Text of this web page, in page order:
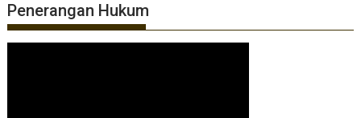
Penerangan Hukum